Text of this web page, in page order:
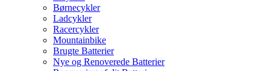
Børnecykler
Ladcykler
Racercykler
Mountainbike
Brugte Batterier
Nye og Renoverede Batterier